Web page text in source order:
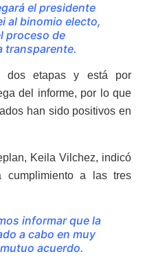
el presidente
al binomio electo,
proceso de
transparente.
dos etapas y está por
del informe, por lo que
han sido positivos en
Keila Vilchez, indicó
a las tres
informar que la
a cabo en muy
acuerdo.